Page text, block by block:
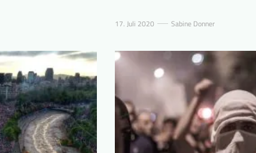
17. Juli 2020 Sabine Donner